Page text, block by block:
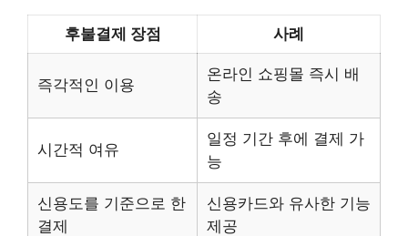
후불결제 장점 사례
즉각적인 이용
온라인 쇼핑몰 즉시 배
송
시간적 여유
일정 기간 후에 결제 가
능
신용도를 기준으로 한
결제
신용카드와 유사한 기능
제공